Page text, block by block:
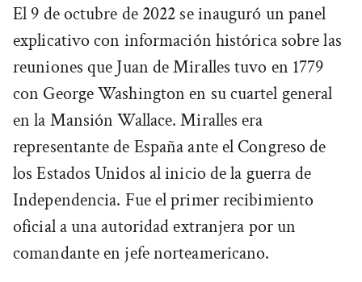
El 9 de octubre de 2022 se inauguró un panel
explicativo con información histórica sobre las
reuniones que Juan de Miralles tuvo en 1779
con George Washington en su cuartel general
en la Mansión Wallace. Miralles era
representante de España ante el Congreso de
los Estados Unidos al inicio de la guerra de
Independencia. Fue el primer recibimiento
oficial a una autoridad extranjera por un
comandante en jefe norteamericano.